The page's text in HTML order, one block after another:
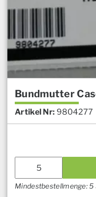
Bundmutter
Artikel Nr: 9804277
Mindestbestellmenge: 5